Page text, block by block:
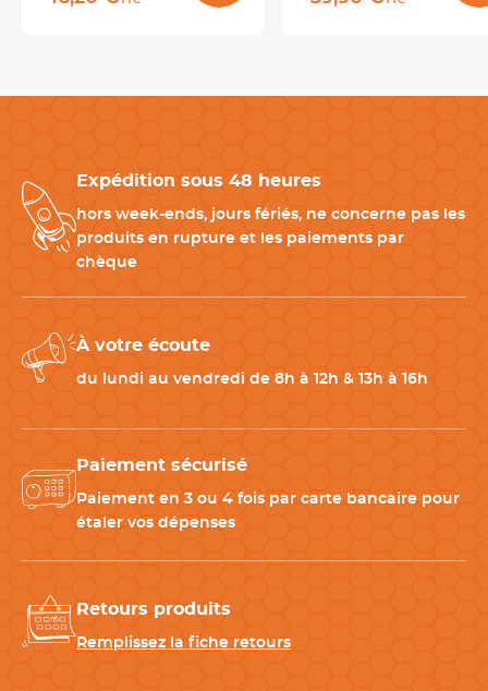
Compatible avec le lave-vaisselle
Pour compléter votre matériel de découpe et de préparation
en pâtisserie, associez cette roulette à pâte avec :
Tapis de cuisson silicone
: pour travailler et cuire les pâtes
découpées
avant découpe
-Plaque pâtisserie: idéale pour cuire biscuits, bugnes et petits
fours
Matériau
Longueur
Expédition sous 48 heures
hors week-ends, jours fériés, ne concerne pas les
produits en rupture et les paiements par
chèque
À votre écoute
du lundi au vendredi de 8h à 12h & 13h à 16h
Paiement sécurisé
Paiement en 3 ou 4 fois par carte bancaire pour
étaler vos dépenses
Retours produits
Remplissez la fiche retours